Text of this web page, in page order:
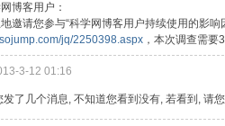
博客用户：
邀请您参与“科学网博客用户持续使用的影响
jq/2250398.aspx ，本次调查需要
3-12 01:16
发了几个消息, 不知道您看到没有, 若看到, 请